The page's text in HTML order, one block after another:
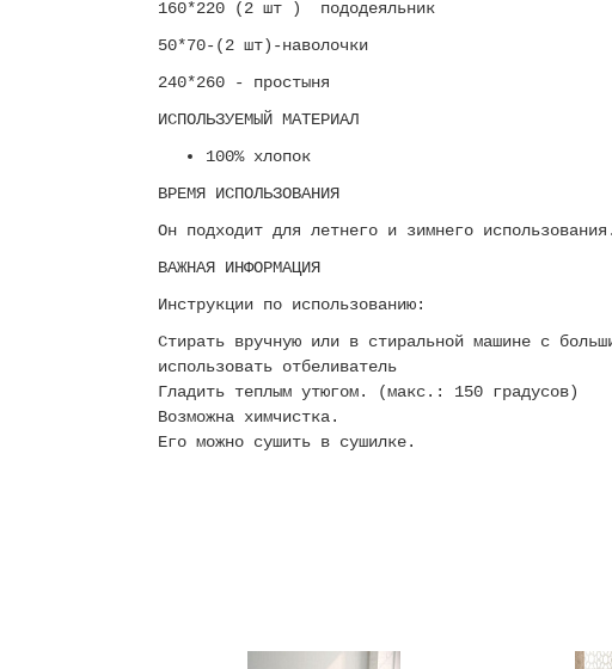
160*220 (2 шт ) пододеяльник
50*70-(2 шт)-наволочки
240*260 - простыня
ИСПОЛЬЗУЕМЫЙ МАТЕРИАЛ
100% хлопок
ВРЕМЯ ИСПОЛЬЗОВАНИЯ
Он подходит для летнего и зимнего использования.
ВАЖНАЯ ИНФОРМАЦИЯ
Инструкции по использованию:
Стирать вручную или в стиральной машине с
использовать отбеливатель
Гладить теплым утюгом. (макс.: 150 градусов)
Возможна химчистка.
Его можно сушить в сушилке.